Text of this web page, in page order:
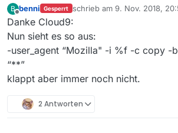
B
Offline
benni Gesperrt schrieb am 9. Nov. 2018,
zuletzt editiert von
Danke Cloud9:
Nun sieht es so aus:
-user_agent “Mozilla" -i %f -c copy -
“**”
klappt aber immer noch nicht.
2 Antworten